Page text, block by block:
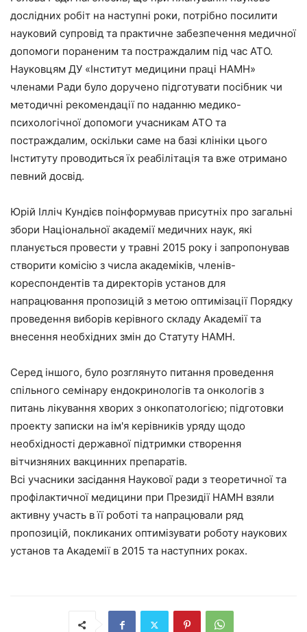
дослідних робіт на наступні роки, потрібно посилити
науковий супровід та практичне забезпечення медичної
допомоги пораненим та постраждалим під час АТО.
Науковцям ДУ «Інститут медицини праці НАМН»
членами Ради було доручено підготувати посібник чи
методичні рекомендації по наданню медико-
психологічної допомоги учасникам АТО та
постраждалим, оскільки саме на базі клініки цього
Інституту проводиться їх реабілітація та вже отримано
певний досвід.
Юрій Ілліч Кундієв поінформував присутніх про загальні
збори Національної академії медичних наук, які
планується провести у травні 2015 року і запропонував
створити комісію з числа академіків, членів-
кореспондентів та директорів установ для
напрацювання пропозицій з метою оптимізації Порядку
проведення виборів керівного складу Академії та
внесення необхідних змін до Статуту НАМН.
Серед іншого, було розглянуто питання проведення
спільного семінару ендокринологів та онкологів з
питань лікування хворих з онкопатологією; підготовки
проекту записки на ім'я керівників уряду щодо
необхідності державної підтримки створення
вітчизняних вакцинних препаратів.
Всі учасники засідання Наукової ради з теоретичної та
профілактичної медицини при Президії НАМН взяли
активну участь в її роботі та напрацювали ряд
пропозицій, покликаних оптимізувати роботу наукових
установ та Академії в 2015 та наступних роках.